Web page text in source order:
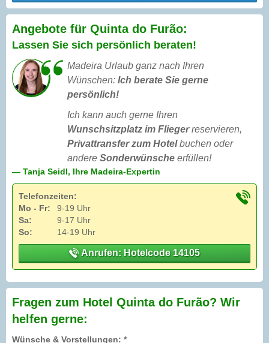
Angebote für Quinta do Furão:
Lassen Sie sich persönlich beraten!
Madeira Urlaub ganz nach Ihren
Wünschen: Ich berate Sie gerne
persönlich!
Ich kann auch gerne Ihren
Wunschsitzplatz im Fliegerreservieren,
Privattransfer zum Hotelbuchen oder
andere Sonderwünsche erfüllen!
— Tanja Seidl, Ihre Madeira-Expertin
Telefonzeiten:
Mo - Fr:
9-19 Uhr
Sa:
9-17 Uhr
So:
14-19 Uhr
Anrufen: Hotelcode 14105
Fragen zum Hotel Quinta do Furão? Wir
helfen gerne:
Wünsche & Vorstellungen: *